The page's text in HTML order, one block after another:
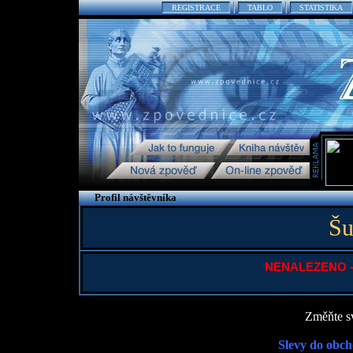
REGISTRACE TABLO STATISTIKA
Profil návštěvníka
NENALEZENO
Změňte
Slevy do